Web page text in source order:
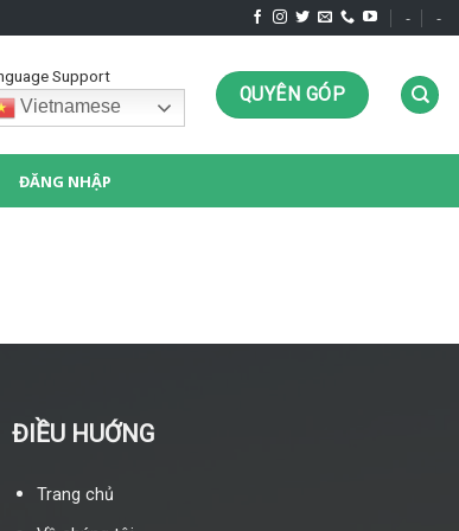
- -
Support
Vietnamese QUYÊN GÓP
ĐĂNG NHẬP
ĐIỀU HUỚNG
Trang chủ